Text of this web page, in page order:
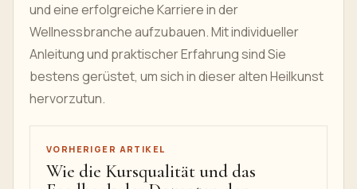
und eine erfolgreiche Karriere in der
Wellnessbranche aufzubauen. Mit individueller
Anleitung und praktischer Erfahrung sind Sie
bestens gerüstet, um sich in dieser alten Heilkunst
hervorzutun.
VORHERIGER ARTIKEL
Wie die Kursqualität und das